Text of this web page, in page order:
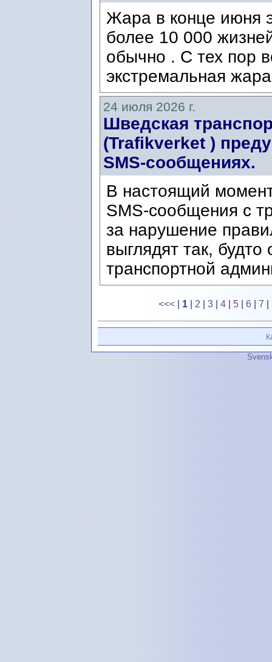
Жара в конце июня
более 10 000
обычно . С тех пор
экстремальная
24 июля 2026 г.
Шведская
(Trafikverket )
SMS-сообщениях.
В настоящий
SMS-сообщения с
за нарушение
выглядят так,
транспортной
<<< 1 2 |3 |4 5 |6 |7 |